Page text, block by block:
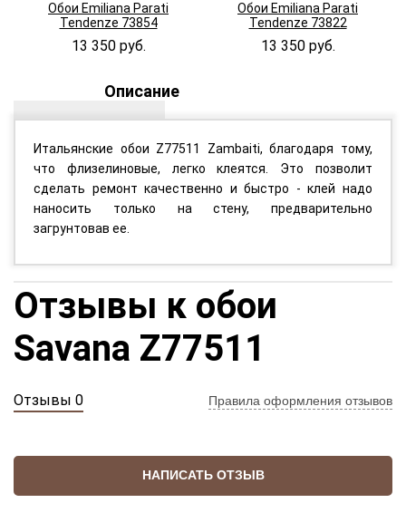
Обои Emiliana Parati
Tendenze 73854
13 350 руб.
Обои Emiliana Parati
Tendenze 73822
13 350 руб.
Описание
Итальянские обои Z77511 Zambaiti, благодаря тому,
что флизелиновые, легко клеятся. Это позволит
сделать ремонт качественно и быстро - клей надо
наносить только на стену, предварительно
загрунтовав ее.
Отзывы к обои
Savana Z77511
Отзывы 0 Правила оформления отзывов
НАПИСАТЬ ОТЗЫВ